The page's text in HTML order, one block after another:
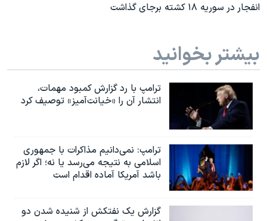
انفجار در سوريه ۱۸ کشته برجای گذاشت
بیشتر بخوانید
ترامپ با رد گزارش کمبود مهمات،
انتشار آن را «خیانت‌آمیز» توصیف کرد
ترامپ: نمی‌دانیم مذاکرات با جمهوری
اسلامی به نتیجه می‌رسد یا نه؛ اگر لازم
باشد آمریکا آماده اقدام است
گزارش یک نفتکش از شنیده شدن دو